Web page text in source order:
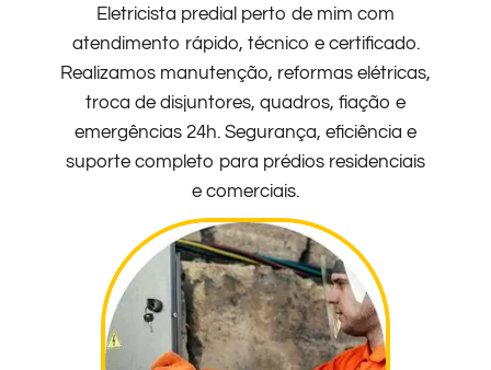
Eletricista predial perto de mim com
atendimento rápido, técnico e certificado.
Realizamos manutenção, reformas elétricas,
troca de disjuntores, quadros, fiação e
emergências 24h. Segurança, eficiência e
suporte completo para prédios residenciais
e comerciais.